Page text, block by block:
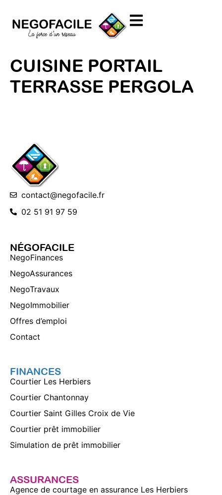
CUISINE PORTAIL
TERRASSE PERGOLA
contact@negofacile.fr
02 51 91 97 59
NÉGOFACILE
NegoFinances
NegoAssurances
NegoTravaux
NegoImmobilier
Offres d’emploi
Contact
FINANCES
Courtier Les Herbiers
Courtier Chantonnay
Courtier Saint Gilles Croix de Vie
Courtier prêt immobilier
Simulation de prêt immobilier
ASSURANCES
Agence de courtage en assurance Les Herbiers